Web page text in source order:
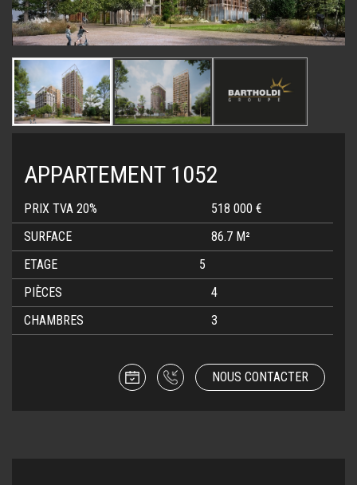
APPARTEMENT 1052
PRIX TVA 20%
518 000 €
SURFACE
86.7 M²
ETAGE
5
PIÈCES
4
CHAMBRES
3
NOUS CONTACTER